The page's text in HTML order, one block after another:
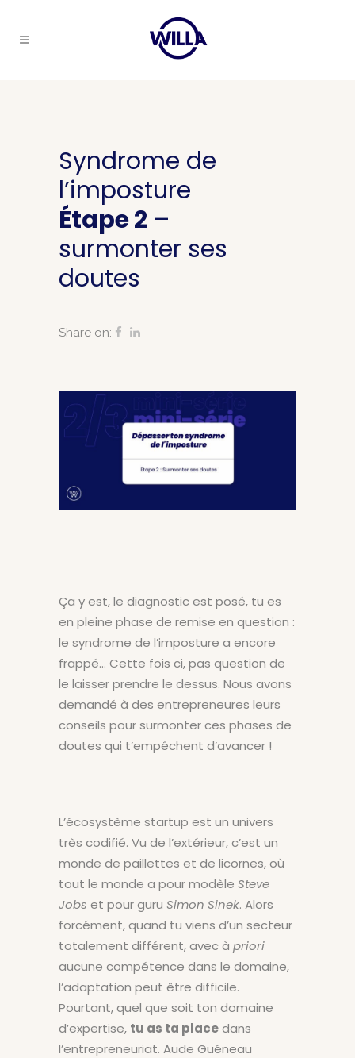
Syndrome de
l’imposture
Étape 2 –
surmonter ses
doutes
Share on:
Ça y est, le diagnostic est posé, tu es
en pleine phase de remise en question :
le syndrome de l’imposture a encore
frappé… Cette fois ci, pas question de
le laisser prendre le dessus. Nous avons
demandé à des entrepreneures leurs
conseils pour surmonter ces phases de
doutes qui t’empêchent d’avancer !
L’écosystème startup est un univers
très codifié. Vu de l’extérieur, c’est un
monde de paillettes et de licornes, où
tout le monde a pour modèle Steve
Jobs et pour guru Simon Sinek. Alors
forcément, quand tu viens d’un secteur
totalement différent, avec à priori
aucune compétence dans le domaine,
l’adaptation peut être difficile.
Pourtant, quel que soit ton domaine
d’expertise, tu as ta placedans
l’entrepreneuriat. Aude Guéneau